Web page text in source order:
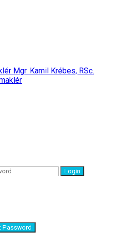
Mgr. Kamil Krébes, RSc.
Login
Password